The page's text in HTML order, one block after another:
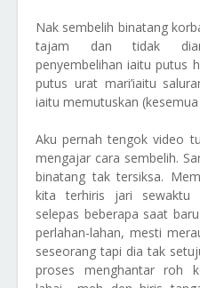
Nak sembelih binatang
tajam dan tidak
penyembelihan iaitu putus
putus urat mari’iaitu
iaitu memutuskan
Aku pernah tengok video
mengajar cara sembelih.
binatang tak tersiksa.
kita terhiris jari sewaktu
selepas beberapa saat
perlahan-lahan, mesti
seseorang tapi dia tak
proses menghantar roh